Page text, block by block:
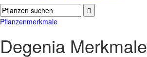
Pflanzenmerkmale
Degenia Merkmale